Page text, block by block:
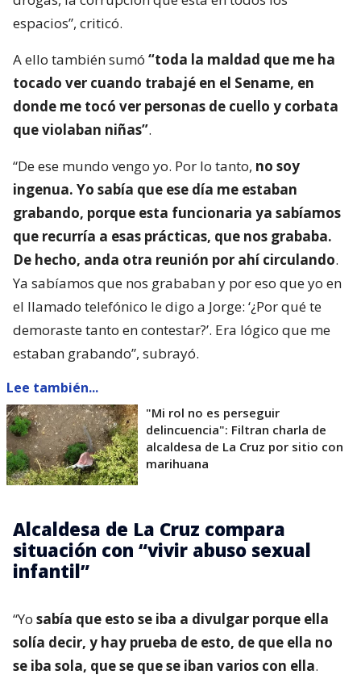
espacios”, criticó.
A ello también sumó “toda la maldad que me ha
tocado ver cuando trabajé en el Sename, en
donde me tocó ver personas de cuello y corbata
que violaban niñas”.
“De ese mundo vengo yo. Por lo tanto, no soy
ingenua. Yo sabía que ese día me estaban
grabando, porque esta funcionaria ya sabíamos
que recurría a esas prácticas, que nos grababa.
De hecho, anda otra reunión por ahí circulando.
Ya sabíamos que nos grababan y por eso que yo en
el llamado telefónico le digo a Jorge: ‘¿Por qué te
demoraste tanto en contestar?’. Era lógico que me
estaban grabando”, subrayó.
Lee también...
"Mi rol no es perseguir
delincuencia": Filtran charla de
alcaldesa de La Cruz por sitio con
marihuana
Alcaldesa de La Cruz compara
situación con “vivir abuso sexual
infantil”
“Yo sabía que esto se iba a divulgar porque ella
solía decir, y hay prueba de esto, de que ella no
se iba sola, que se que se iban varios con ella.